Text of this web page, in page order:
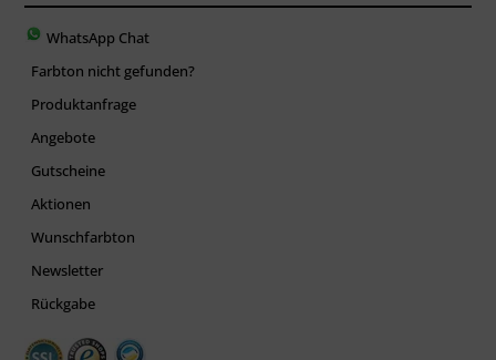
WhatsApp Chat
Farbton nicht gefunden?
Produktanfrage
Angebote
Gutscheine
Aktionen
Wunschfarbton
Newsletter
Rückgabe